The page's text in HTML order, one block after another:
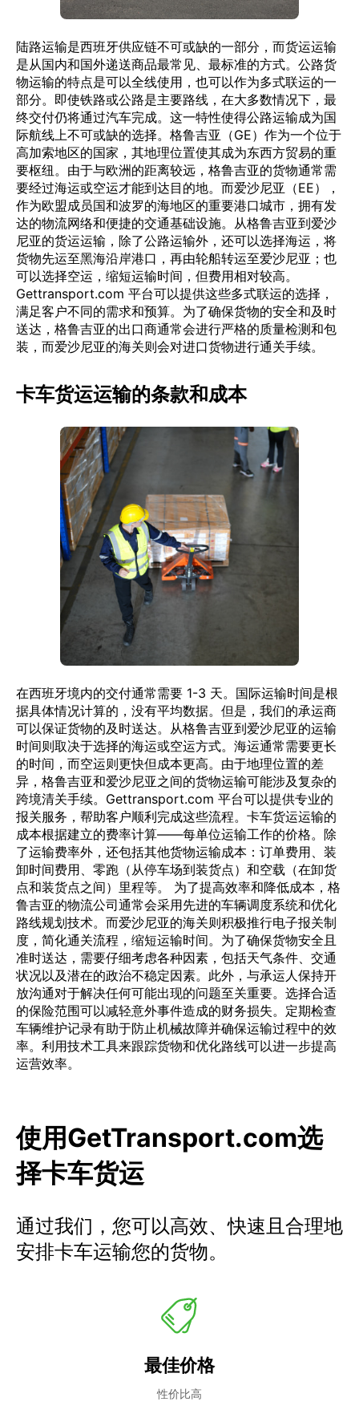
陆路运输是西班牙供应链不可或缺的一部分，而货运运输
是从国内和国外递送商品最常见、最标准的方式。公路货
物运输的特点是可以全线使用，也可以作为多式联运的一
部分。即使铁路或公路是主要路线，在大多数情况下，最
终交付仍将通过汽车完成。这一特性使得公路运输成为国
际航线上不可或缺的选择。格鲁吉亚（GE）作为一个位于
高加索地区的国家，其地理位置使其成为东西方贸易的重
要枢纽。由于与欧洲的距离较远，格鲁吉亚的货物通常需
要经过海运或空运才能到达目的地。而爱沙尼亚（EE），
作为欧盟成员国和波罗的海地区的重要港口城市，拥有发
达的物流网络和便捷的交通基础设施。从格鲁吉亚到爱沙
尼亚的货运运输，除了公路运输外，还可以选择海运，将
货物先运至黑海沿岸港口，再由轮船转运至爱沙尼亚；也
可以选择空运，缩短运输时间，但费用相对较高。
Gettransport.com 平台可以提供这些多式联运的选择，
满足客户不同的需求和预算。为了确保货物的安全和及时
送达，格鲁吉亚的出口商通常会进行严格的质量检测和包
装，而爱沙尼亚的海关则会对进口货物进行通关手续。
卡车货运运输的条款和成本
在西班牙境内的交付通常需要 1-3 天。国际运输时间是根
据具体情况计算的，没有平均数据。但是，我们的承运商
可以保证货物的及时送达。从格鲁吉亚到爱沙尼亚的运输
时间则取决于选择的海运或空运方式。海运通常需要更长
的时间，而空运则更快但成本更高。由于地理位置的差
异，格鲁吉亚和爱沙尼亚之间的货物运输可能涉及复杂的
跨境清关手续。Gettransport.com 平台可以提供专业的
报关服务，帮助客户顺利完成这些流程。卡车货运运输的
成本根据建立的费率计算——每单位运输工作的价格。除
了运输费率外，还包括其他货物运输成本：订单费用、装
卸时间费用、零跑（从停车场到装货点）和空载（在卸货
点和装货点之间）里程等。 为了提高效率和降低成本，格
鲁吉亚的物流公司通常会采用先进的车辆调度系统和优化
路线规划技术。而爱沙尼亚的海关则积极推行电子报关制
度，简化通关流程，缩短运输时间。为了确保货物安全且
准时送达，需要仔细考虑各种因素，包括天气条件、交通
状况以及潜在的政治不稳定因素。此外，与承运人保持开
放沟通对于解决任何可能出现的问题至关重要。选择合适
的保险范围可以减轻意外事件造成的财务损失。定期检查
车辆维护记录有助于防止机械故障并确保运输过程中的效
率。利用技术工具来跟踪货物和优化路线可以进一步提高
运营效率。
使用GetTransport.com选
择卡车货运
通过我们，您可以高效、快速且合理地
安排卡车运输您的货物。
最佳价格
性价比高